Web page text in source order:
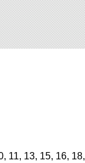
11, 13, 15, 16,